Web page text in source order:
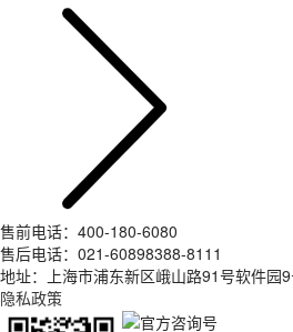
售前电话：400-180-6080
售后电话：021-60898388-8111
地址：上海市浦东新区峨山路91号软件园
隐私政策